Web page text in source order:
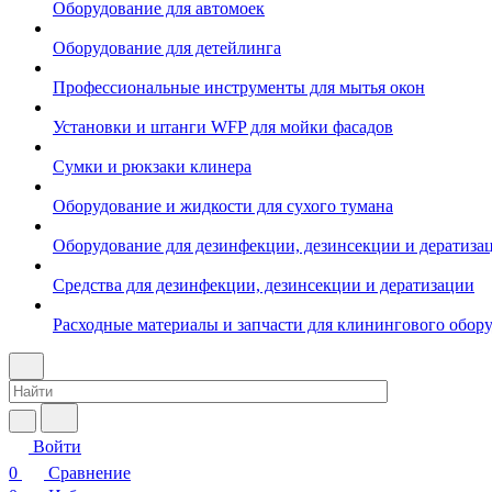
Оборудование для автомоек
Оборудование для детейлинга
Профессиональные инструменты для мытья окон
Установки и штанги WFP для мойки фасадов
Сумки и рюкзаки клинера
Оборудование и жидкости для сухого тумана
Оборудование для дезинфекции, дезинсекции и
Средства для дезинфекции, дезинсекции и дератизации
Расходные материалы и запчасти для клинингового
Войти
0
Сравнение